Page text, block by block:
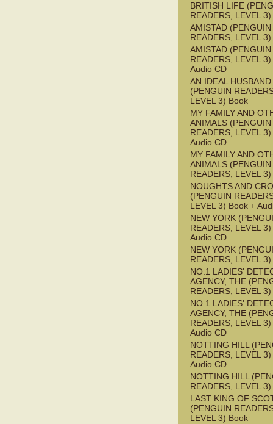
BRITISH LIFE
READERS, LEVEL
AMISTAD (PENGUIN
READERS, LEVEL
AMISTAD (PENGUIN
READERS, LEVEL
Audio CD
AN IDEAL HUSBAND
(PENGUIN
LEVEL 3) Book
MY FAMILY AND
ANIMALS (PENGUIN
READERS, LEVEL
Audio CD
MY FAMILY AND
ANIMALS (PENGUIN
READERS, LEVEL
NOUGHTS AND
(PENGUIN
LEVEL 3) Book +
NEW YORK
READERS, LEVEL
Audio CD
NEW YORK
READERS, LEVEL
NO.1 LADIES'
AGENCY, THE
READERS, LEVEL
NO.1 LADIES'
AGENCY, THE
READERS, LEVEL
Audio CD
NOTTING HILL
READERS, LEVEL
Audio CD
NOTTING HILL
READERS, LEVEL
LAST KING OF
(PENGUIN
LEVEL 3) Book